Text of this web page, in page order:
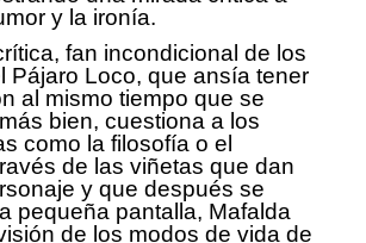
y la ironía.
fan incondicional de los
Pájaro Loco, que ansía tener
al mismo tiempo que se
bien, cuestiona a los
como la filosofía o el
de las viñetas que dan
y que después se
pequeña pantalla, Mafalda
de los modos de vida de